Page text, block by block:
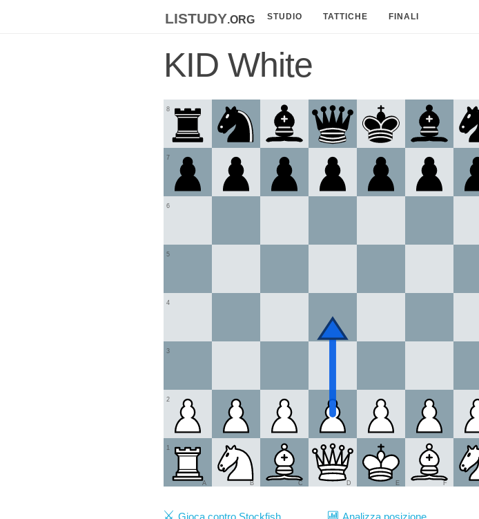
listudy.org STUDIO TATTICHE FINALI
KID White
1
2
3
4
5
6
7
8
A B C D E F
Gioca contro Stockfish Analizza posizione